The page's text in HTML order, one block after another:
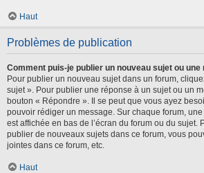
Haut
Problèmes de publication
Comment puis-je publier un nouveau sujet ou une
Pour publier un nouveau sujet dans un forum,
sujet ». Pour publier une réponse à un sujet ou un
bouton « Répondre ». Il se peut que vous ayez
pouvoir rédiger un message. Sur chaque forum,
est affichée en bas de l’écran du forum ou du sujet.
publier de nouveaux sujets dans ce forum, vous
jointes dans ce forum, etc.
Haut